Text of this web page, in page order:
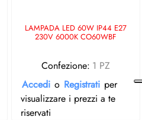
LAMPADA LED 60W IP44 E27
230V 6000K CO60WBF
Confezione: 1 PZ
Accedi o Registrati per
visualizzare i prezzi a te
riservati